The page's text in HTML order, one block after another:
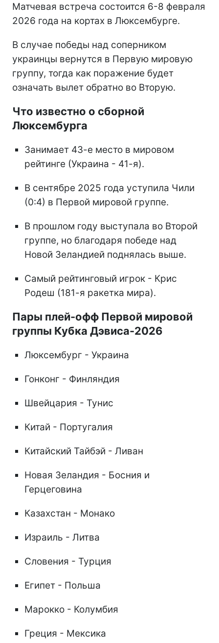
Матчевая встреча состоится 6-8 февраля
2026 года на кортах в Люксембурге.
В случае победы над соперником
украинцы вернутся в Первую мировую
группу, тогда как поражение будет
означать вылет обратно во Вторую.
Что известно о сборной
Люксембурга
Занимает 43-е место в мировом
рейтинге (Украина - 41-я).
В сентябре 2025 года уступила Чили
(0:4) в Первой мировой группе.
В прошлом году выступала во Второй
группе, но благодаря победе над
Новой Зеландией поднялась выше.
Самый рейтинговый игрок - Крис
Родеш (181-я ракетка мира).
Пары плей-офф Первой мировой
группы Кубка Дэвиса-2026
Люксембург - Украина
Гонконг - Финляндия
Швейцария - Тунис
Китай - Португалия
Китайский Тайбэй - Ливан
Новая Зеландия - Босния и
Герцеговина
Казахстан - Монако
Израиль - Литва
Словения - Турция
Египет - Польша
Марокко - Колумбия
Греция - Мексика